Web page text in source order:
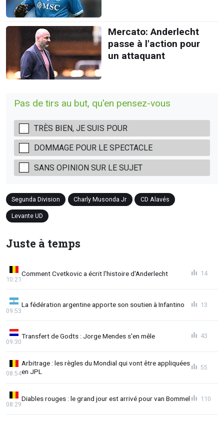
Mercato: Anderlecht
passe à l'action pour
un attaquant
Pas de tirs au but, qu'en pensez-vous
TRÈS BIEN, JE SUIS POUR
DOMMAGE POUR LE SPECTACLE
SANS OPINION SUR LE SUJET
Segunda Division Charly Musonda Jr CD Alavés
Levante UD
Juste à temps
Comment Cvetkovic a écrit l'histoire d'Anderlecht
10:21
14
La fédération argentine apporte son soutien à Infantino
09:53
13
Transfert de Godts : Jorge Mendes s'en mêle
09:30
43
Arbitrage : les règles du Mondial qui vont être appliquées
en JPL
08:54
55
Diables rouges : le grand jour est arrivé pour van Bommel
08:29
110